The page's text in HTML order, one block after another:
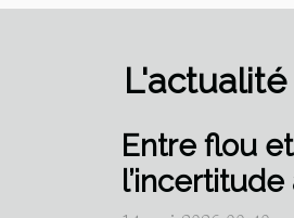
L'actualité
Entre flou